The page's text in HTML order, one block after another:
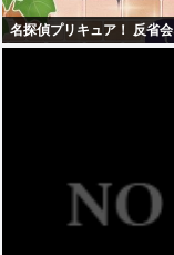
名探偵プリキュア！ 反省会